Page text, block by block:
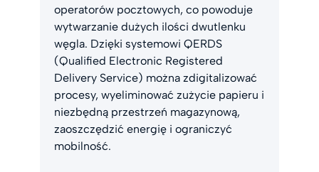
operatorów pocztowych, co powoduje
wytwarzanie dużych ilości dwutlenku
węgla. Dzięki systemowi QERDS
(Qualified Electronic Registered
Delivery Service) można zdigitalizować
procesy, wyeliminować zużycie papieru i
niezbędną przestrzeń magazynową,
zaoszczędzić energię i ograniczyć
mobilność.